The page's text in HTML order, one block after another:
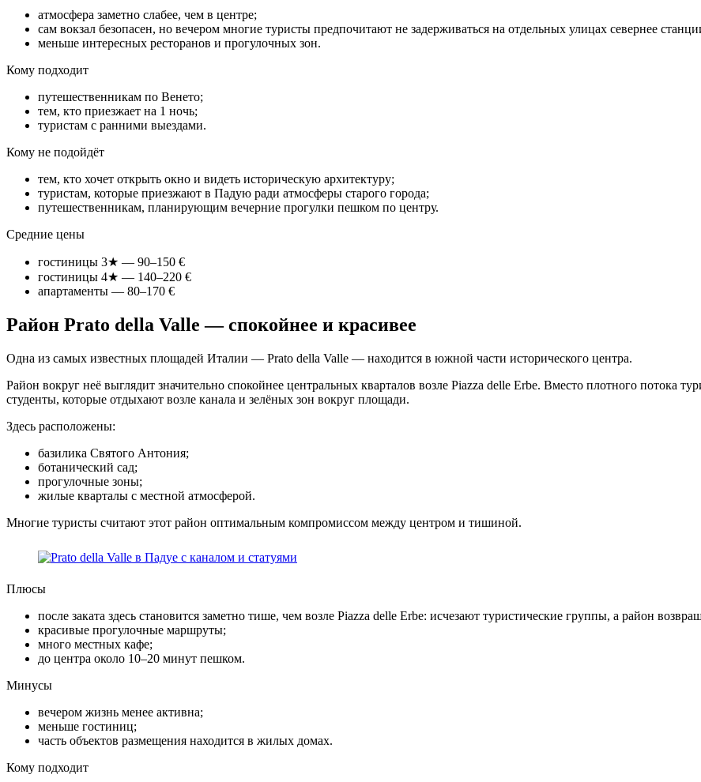
атмосфера заметно слабее, чем в центре;
сам вокзал безопасен, но вечером многие туристы предпочитают не задерживаться на отдельных улицах севернее
меньше интересных ресторанов и прогулочных зон.
Кому подходит
путешественникам по Венето;
тем, кто приезжает на 1 ночь;
туристам с ранними выездами.
Кому не подойдёт
тем, кто хочет открыть окно и видеть историческую архитектуру;
туристам, которые приезжают в Падую ради атмосферы старого города;
путешественникам, планирующим вечерние прогулки пешком по центру.
Средние цены
гостиницы 3★ — 90–150 €
гостиницы 4★ — 140–220 €
апартаменты — 80–170 €
Район Prato della Valle — спокойнее и красивее
Одна из самых известных площадей Италии — Prato della Valle — находится в южной части исторического центра.
Район вокруг неё выглядит значительно спокойнее центральных кварталов возле Piazza delle Erbe. Вместо плотного потока
студенты, которые отдыхают возле канала и зелёных зон вокруг площади.
Здесь расположены:
базилика Святого Антония;
ботанический сад;
прогулочные зоны;
жилые кварталы с местной атмосферой.
Многие туристы считают этот район оптимальным компромиссом между центром и тишиной.
Плюсы
после заката здесь становится заметно тише, чем возле Piazza delle Erbe: исчезают туристические группы, а район
красивые прогулочные маршруты;
много местных кафе;
до центра около 10–20 минут пешком.
Минусы
вечером жизнь менее активна;
меньше гостиниц;
часть объектов размещения находится в жилых домах.
Кому подходит